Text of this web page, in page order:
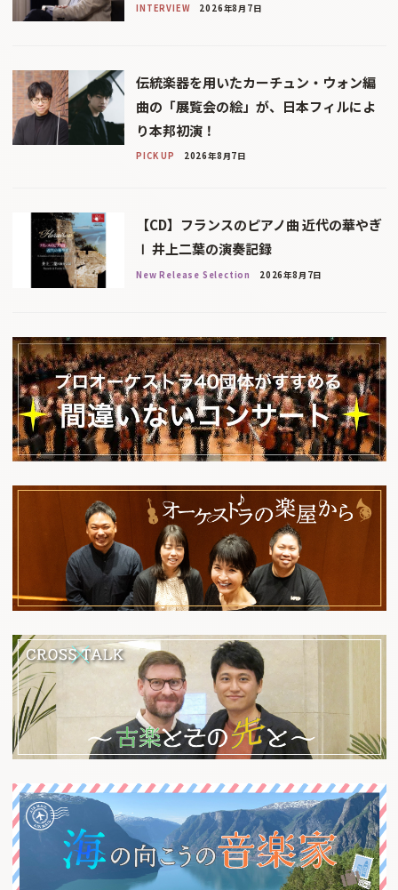
INTERVIEW 2026年8月7日
伝統楽器を用いたカーチュン・ウォン編
曲の「展覧会の絵」が、日本フィルによ
り本邦初演！
PICK UP 2026年8月7日
【CD】フランスのピアノ曲 近代の華やぎ
Ⅰ 井上二葉の演奏記録
New Release Selection 2026年8月7日